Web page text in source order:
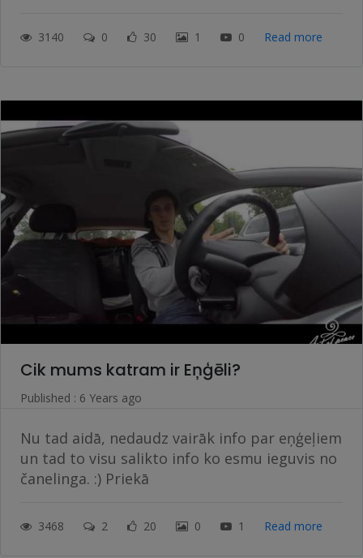
3140 0 30 1 0 Read more
Cik mums katram ir Eņģēli?
Published : 6 Years ago
Nu tad aidā, nedaudz vairāk info par eņģeļiem
un tad to visu salikto info ko esmu ieguvis no
čanelinga. :) Priekā
3468 2 20 0 1 Read more